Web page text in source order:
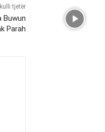
tjetër
Buwun
Parah